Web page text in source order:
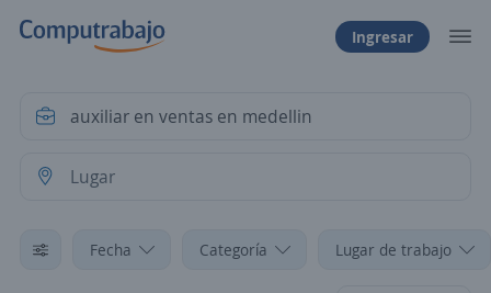
Ingresar
Fecha Categoría Lugar de trabajo